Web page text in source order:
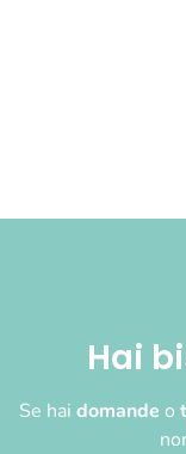
Hai
Se hai domande o